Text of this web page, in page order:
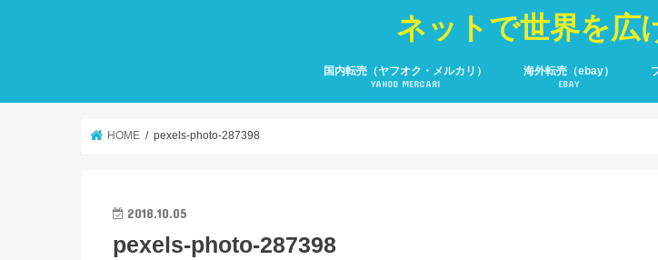
ネットで世界を広
国内転売（ヤフオク・メルカリ）
YAHOO MERCARI
海外転売（ebay）
EBAY
HOME pexels-photo-287398
2018.10.05
pexels-photo-287398